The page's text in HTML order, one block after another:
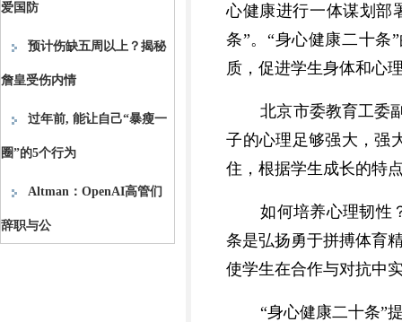
爱国防
预计伤缺五周以上？揭秘
詹皇受伤内情
过年前, 能让自己“暴瘦一
圈”的5个行为
Altman：OpenAI高管们
辞职与公
心健康进行一体谋划部
条”。“身心健康二十条
质，促进学生身体和心
北京市委教育工委
子的心理足够强大，强
住，根据学生成长的特
如何培养心理韧性
条是弘扬勇于拼搏体育
使学生在合作与对抗中
“身心健康二十条”